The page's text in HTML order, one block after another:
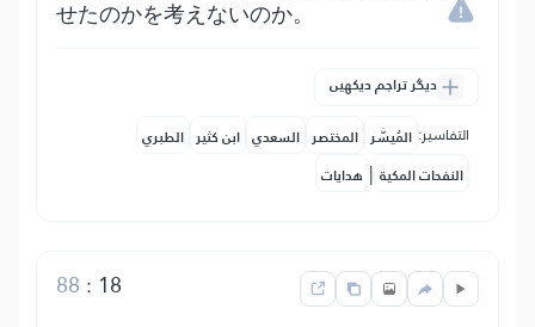
せたのかを考えないのか。
دیگر تراجم دیکھیں
التفاسير: المُيسَّر المختصر السعدي ابن كثير الطبري
النفحات المكية | هدايات
18
:
88